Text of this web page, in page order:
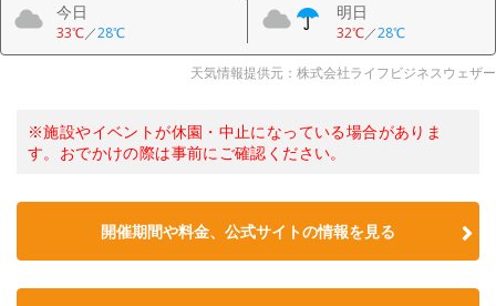
今日
33℃／28℃
明日
32℃／28℃
天気情報提供元：株式会社ライフビジネスウェザー
※施設やイベントが休園・中止になっている場合がありま
す。おでかけの際は事前にご確認ください。
開催期間や料金、公式サイトの情報を見る